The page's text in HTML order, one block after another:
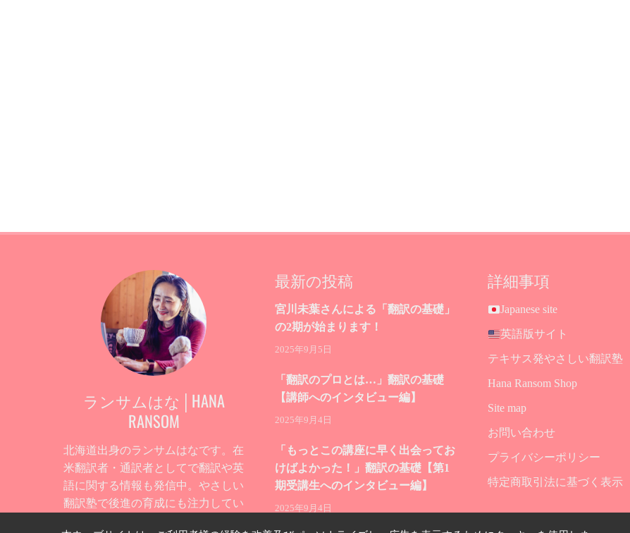
ランサムはな│HANA
RANSOM
北海道出身のランサムはなです。在
米翻訳者・通訳者としてで翻訳や英
語に関する情報も発信中。やさしい
翻訳塾で後進の育成にも注力してい
最新の投稿
宮川未葉さんによる「翻訳の基礎」
の2期が始まります！
2025年9月5日
「翻訳のプロとは…」翻訳の基礎
【講師へのインタビュー編】
2025年9月4日
「もっとこの講座に早く出会ってお
けばよかった！」翻訳の基礎【第1
期受講生へのインタビュー編】
2025年9月4日
詳細事項
Japanese site
英語版サイト
テキサス発やさしい翻訳塾
Hana Ransom Shop
Site map
お問い合わせ
プライバシーポリシー
特定商取引法に基づく表示